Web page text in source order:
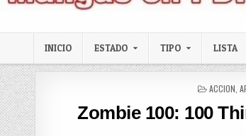
LexMangas
INICIO ESTADO TIPO LISTA
POSTED IN
ACCION
Zombie 100: 100